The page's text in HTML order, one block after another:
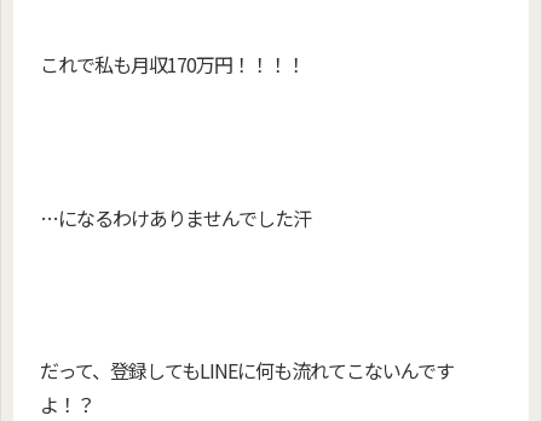
これで私も月収170万円！！！！
…になるわけありませんでした汗
だって、登録してもLINEに何も流れてこないんです
よ！？